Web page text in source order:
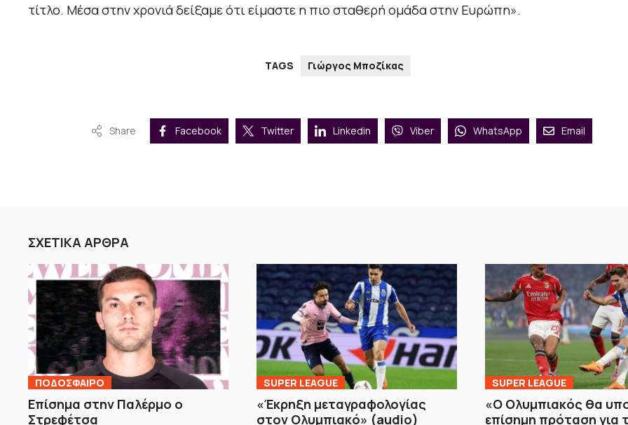
τίτλο. Μέσα στην χρονιά δείξαμε ότι είμαστε η πιο σταθερή ομάδα στην Ευρώπη».
TAGS Γιώργος Μποζίκας
Share Facebook Twitter Linkedin Viber WhatsApp Email
ΣΧΕΤΙΚΑ ΑΡΘΡΑ
ΠΟΔΟΣΦΑΙΡΟ
Επίσημα στην Παλέρμο ο
Στρεφέτσα
SUPER LEAGUE
«Έκρηξη μεταγραφολογίας
στον Ολυμπιακό» (audio)
SUPER LEAGUE
«Ο Ολυμπιακός θα
επίσημη πρόταση για